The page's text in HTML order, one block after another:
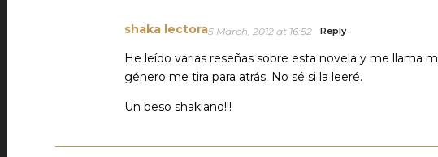
shaka lectora5 March, 2012 at 16:52 Reply
He leído varias reseñas sobre esta novela y me llama
género me tira para atrás. No sé si la leeré.
Un beso shakiano!!!